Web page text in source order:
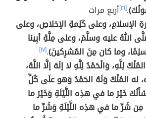
.[١٦] أربع مرات
الإسلامِ، وعلى كَلِمةِ الإخلاصِ، وعلى
اللهُ عليه وسلَّمَ، وعلى مِلَّةِ أبِينا
وما كان مِنَ المُشرِكينَ).[١٧]
لِلَّهِ، وَالْحَمْدُ لِلَّهِ لا إلَهَ إلَّا اللَّهُ،
له المُلْكُ وَلَهُ الحَمْدُ وَهو علَى كُلِّ
خَيْرَ ما في هذِه اللَّيْلَةِ وَخَيْرَ ما
مِن شَرِّ ما في هذِه اللَّيْلَةِ وَشَرِّ ما